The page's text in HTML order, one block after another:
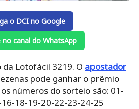
o DCI no Google
no canal do WhatsApp
Lotofácil 3219. O apostador
pode ganhar o prêmio
números do sorteio são: 01-
18-19-20-22-23-24-25